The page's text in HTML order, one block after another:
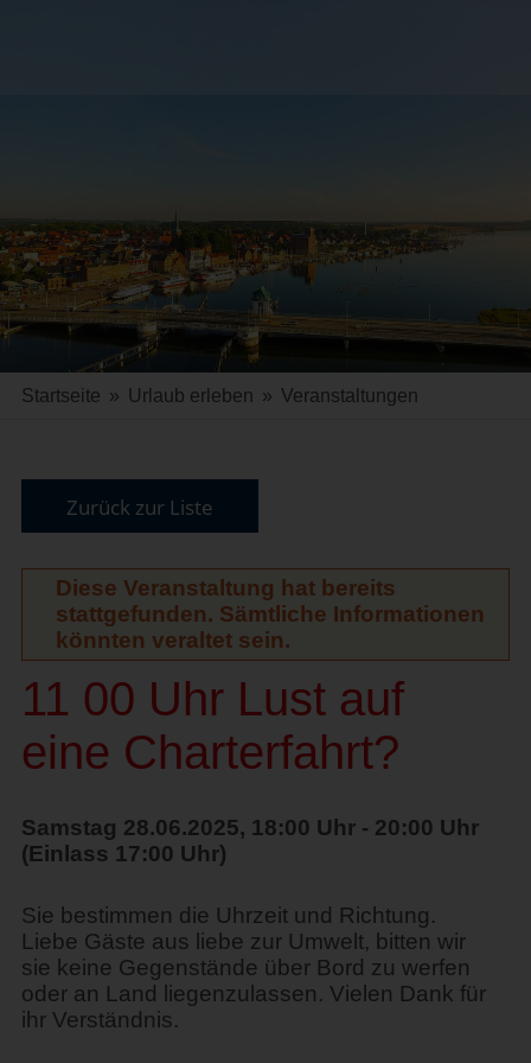
Startseite » Urlaub erleben » Veranstaltungen
Zurück zur Liste
Diese Veranstaltung hat bereits
stattgefunden. Sämtliche Informationen
könnten veraltet sein.
11 00 Uhr Lust auf
eine Charterfahrt?
Samstag 28.06.2025, 18:00 Uhr - 20:00 Uhr
(Einlass 17:00 Uhr)
Sie bestimmen die Uhrzeit und Richtung.
Liebe Gäste aus liebe zur Umwelt, bitten wir
sie keine Gegenstände über Bord zu werfen
oder an Land liegenzulassen. Vielen Dank für
ihr Verständnis.